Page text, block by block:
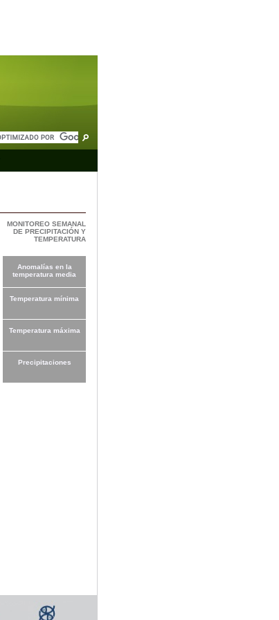
MONITOREO SEMANAL
DE PRECIPITACIÓN Y
TEMPERATURA
Anomalías en la
temperatura media
Temperatura mínima
Temperatura máxima
Precipitaciones